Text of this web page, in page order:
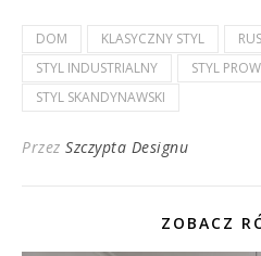
DOM KLASYCZNY STYL
STYL INDUSTRIALNY
STYL
STYL SKANDYNAWSKI
Przez Szczypta Designu
ZOBACZ